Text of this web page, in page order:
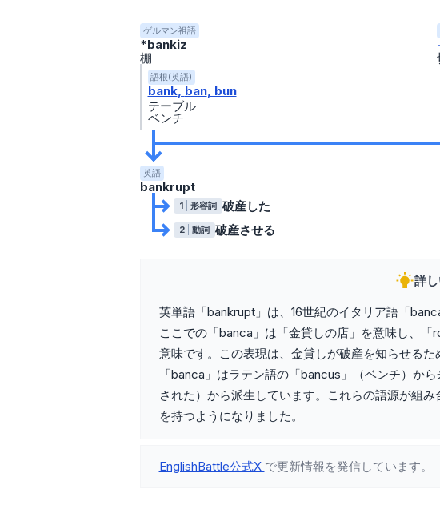
ゲルマン祖語
*bankiz
棚
語根(英語)
bank ban bun
テーブル
ベンチ
英語
bankrupt
1 形容詞 破産した
2 動詞 破産させる
詳
英単語「bankrupt」は、16世紀のイタリア語「
ここでの「banca」は「金貸しの店」を意味し、
意味です。この表現は、金貸しが破産を知らせるた
「banca」はラテン語の「bancus」（ベンチ）か
された）から派生しています。これらの語源が組
を持つようになりました。
EnglishBattle公式X で更新情報を発信しています。